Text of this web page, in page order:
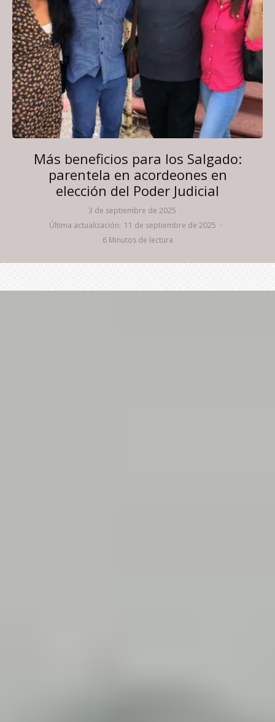
Más beneficios para los Salgado:
parentela en acordeones en
elección del Poder Judicial
3 de septiembre de 2025 ·
Última actualización: 11 de septiembre de 2025 ·
6 Minutos de lectura